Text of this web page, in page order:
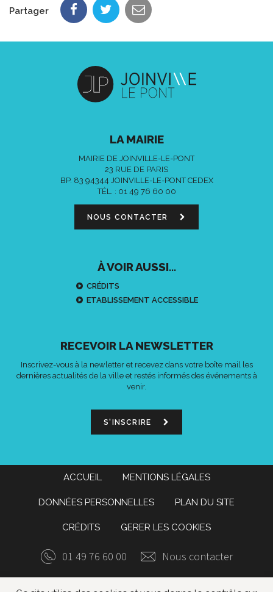
Partager
LA MAIRIE
MAIRIE DE JOINVILLE-LE-PONT
23 RUE DE PARIS
BP. 83 94344 JOINVILLE-LE-PONT CEDEX
TÉL. : 01 49 76 60 00
NOUS CONTACTER
À VOIR AUSSI...
CRÉDITS
ETABLISSEMENT ACCESSIBLE
RECEVOIR LA NEWSLETTER
Inscrivez-vous à la newletter et recevez dans votre boîte mail les
dernières actualités de la ville et restés informés des événements à
venir.
S'INSCRIRE
ACCUEIL MENTIONS LÉGALES
DONNÉES PERSONNELLES PLAN DU SITE
CRÉDITS GERER LES COOKIES
01 49 76 60 00 Nous contacter